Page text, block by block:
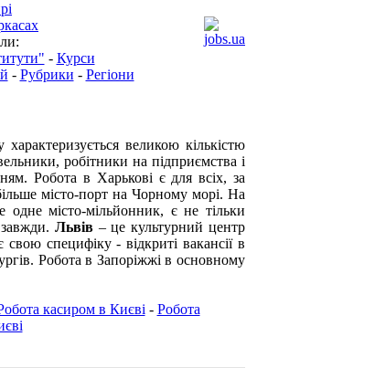
- Курси
- Рубрики - Регіони
великою кількістю
робітники на підприємства і
Робота в Харькові є для всіх, за
місто-порт на Чорному морі. На
одне місто-мільйонник, є не тільки
Львів– це культурний центр
свою специфіку - відкриті вакансії в
Робота в Запоріжжі в основному
касиром в Києві - Робота